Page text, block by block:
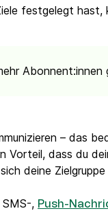
festgelegt hast,
Abonnent:innen
– das
Vorteil, dass du
deine
, Push-